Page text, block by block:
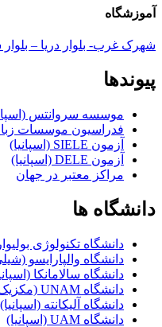
آموزشگاه
شهرک غرب- بلوار دریا – بلوار شریفی
پیوندها
موسسه سروانتس
فدراسیون موسسات زبان
آزمون SIELE (اسپانیا)
آزمون DELE (اسپانیا)
مراکز معتبر در جهان
دانشگاه ها
دانشگاه تکنولوژی
دانشگاه والپارایسو
دانشگاه سالامانکا
دانشگاه UNAM (مکزیک)
دانشگاه آلیکانته (اسپانیا)
دانشگاه UAM (اسپانیا)